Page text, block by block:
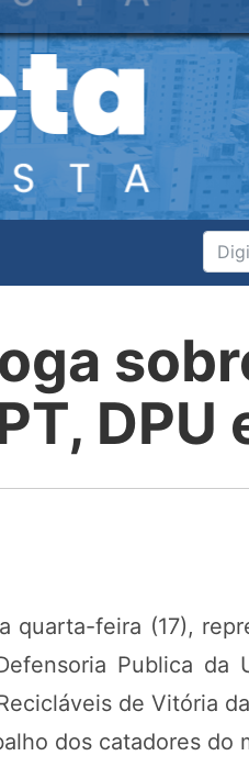
DPU
quarta-feira (17),
Publica da
de Vitória
dos catadores do